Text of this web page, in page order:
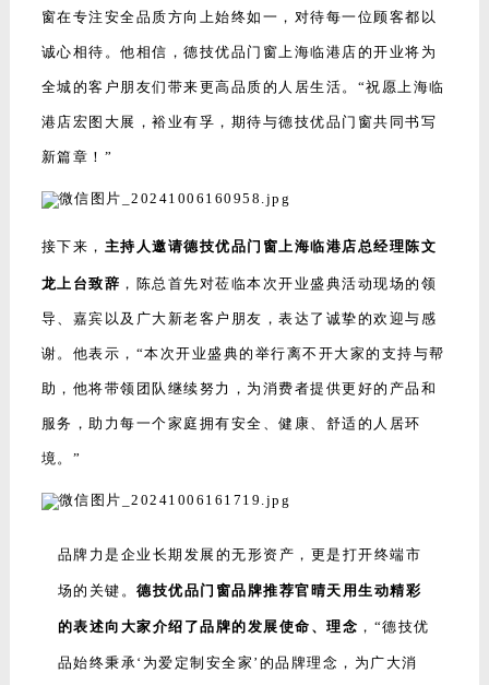
窗在专注安全品质方向上始终如一，对待每一位顾客都以
诚心相待。他相信，德技优品门窗上海临港店的开业将为
全城的客户朋友们带来更高品质的人居生活。“祝愿上海临
港店宏图大展，裕业有孚，期待与德技优品门窗共同书写
新篇章！”
接下来， 主持人邀请德技优品门窗上海临港店总经理陈文
龙上台致辞 ，陈总首先对莅临本次开业盛典活动现场的领
导、嘉宾以及广大新老客户朋友，表达了诚挚的欢迎与感
谢。他表示，“本次开业盛典的举行离不开大家的支持与帮
助，他将带领团队继续努力，为消费者提供更好的产品和
服务，助力每一个家庭拥有安全、健康、舒适的人居环
境。”
品牌力是企业长期发展的无形资产，更是打开终端市
场的关键。德技优品门窗品牌推荐官晴天用生动精彩
的表述向大家介绍了品牌的发展使命、理念 ，“德技优
品始终秉承‘为爱定制安全家’的品牌理念，为广大消